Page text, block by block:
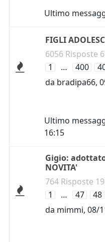
Ultimo
FIGLI
6056 Risposte
1
… 400
da bradipa66,
Ultimo
16:15
Gigio:
NOVITA'
764 Risposte
1
… 47 48
da mimmi, 08/